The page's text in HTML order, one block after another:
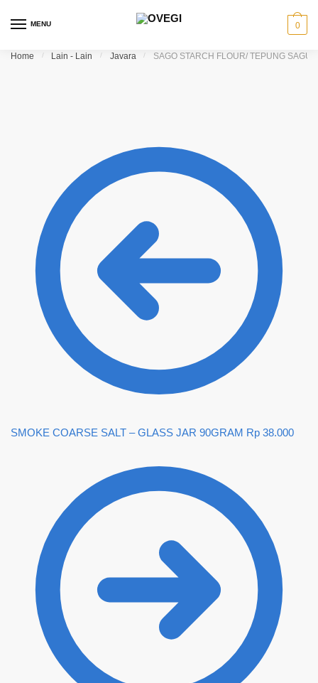
MENU 0
Home / Lain - Lain / Javara / SAGO STARCH FLOUR/ TEPUNG SAGU
SMOKE COARSE SALT – GLASS JAR 90GRAM Rp 38.000